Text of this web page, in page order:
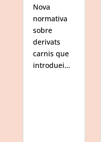
Nova
normativa
sobre
derivats
carnis que
introduei…